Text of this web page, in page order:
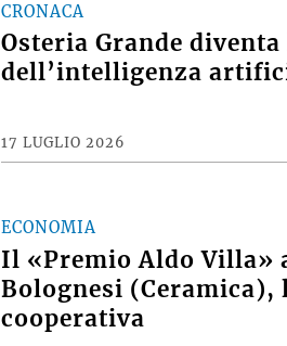
CRONACA
Osteria Grande
dell’intelligenza
17 LUGLIO 2026
ECONOMIA
Il «Premio Aldo Villa»
Bolognesi (Ceramica),
cooperativa